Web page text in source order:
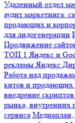
продающих
скриптов продаж
внутренних
Медиаплан, прогноз
бизнеса
Journey Map
Портфолио и кейсы:
LL.C Право
Арбат Ровно и точка
Consulting Ол Айти
Dental Master
Мы на Behance